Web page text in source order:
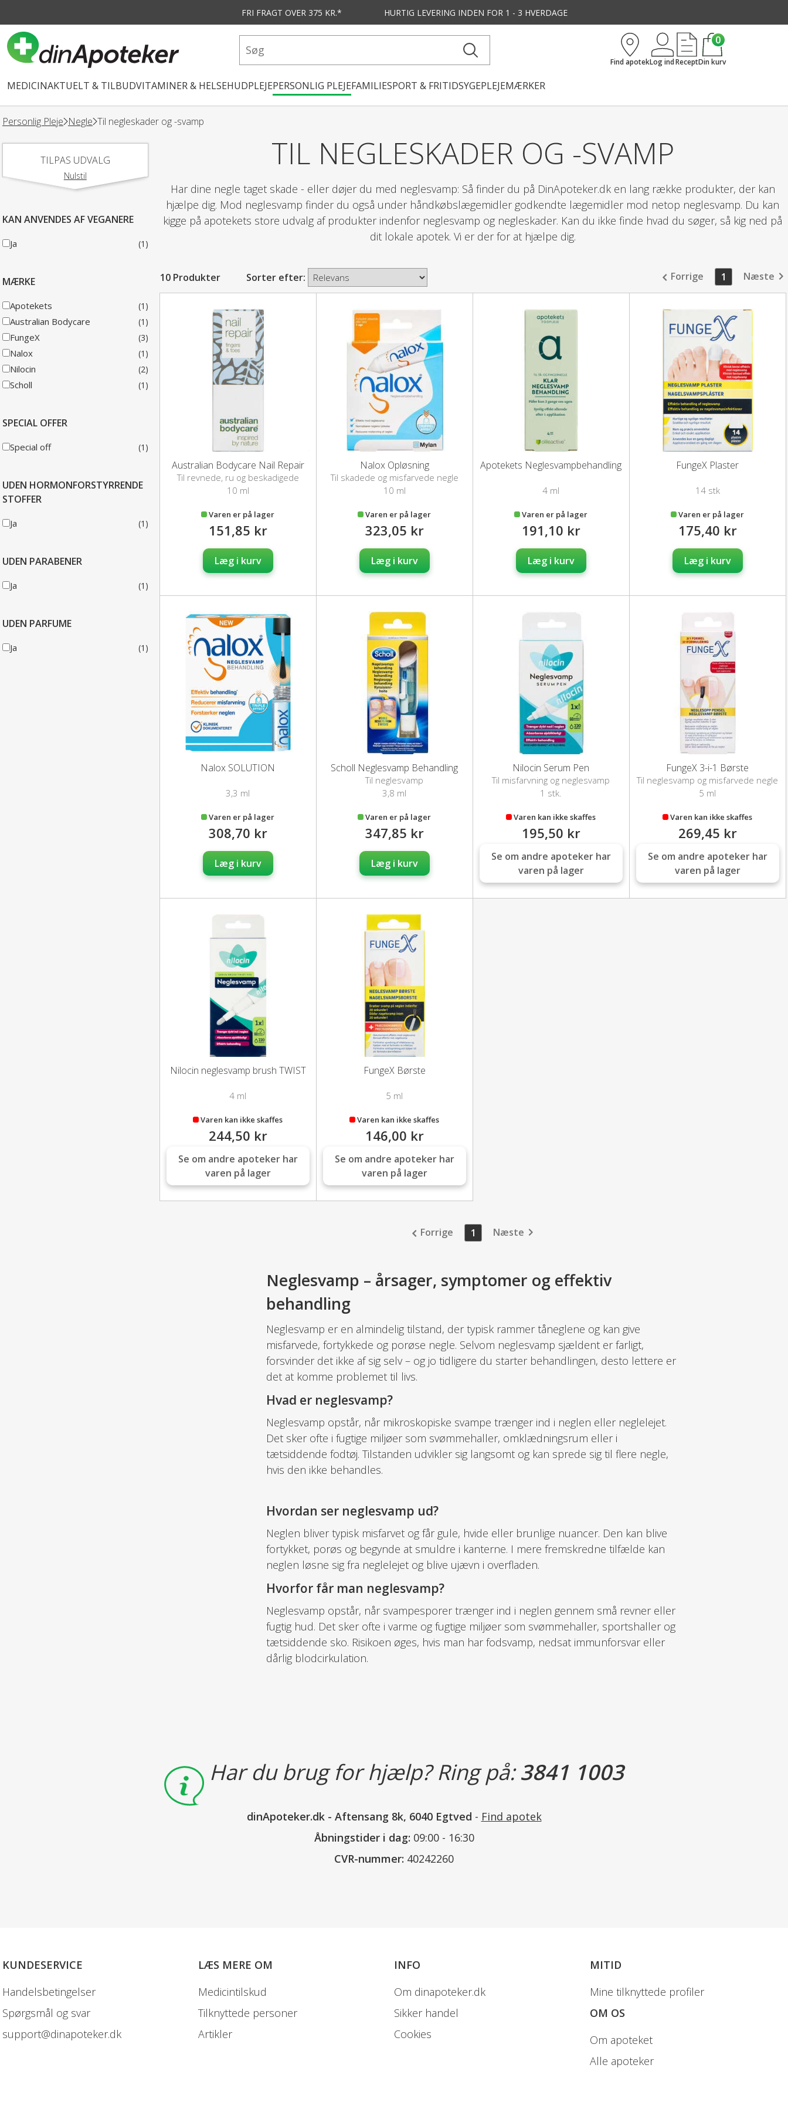
FRI FRAGT OVER 375 KR.* HURTIG LEVERING INDEN FOR 1 - 3 HVERDAGE
MEDICINAKTUELT & TILBUDVITAMINER & HELSEHUDPLEJEPERSONLIG PLEJEFAMILIESPORT & FRITIDSYGEPLEJEMÆRKER
Find apotekLog indRecept
0
Din kurv
Personlig Pleje Negle Til negleskader og -svamp
TILPAS UDVALG
Nulstil
KAN ANVENDES AF VEGANERE
Ja (1)
MÆRKE
Apotekets (1)
Australian Bodycare (1)
FungeX (3)
Nalox (1)
Nilocin (2)
Scholl (1)
SPECIAL OFFER
Special off (1)
UDEN HORMONFORSTYRRENDE
STOFFER
Ja (1)
UDEN PARABENER
Ja (1)
UDEN PARFUME
Ja (1)
TIL NEGLESKADER OG -SVAMP
Har dine negle taget skade - eller døjer du med neglesvamp: Så finder du på DinApoteker.dk en lang række produkter, der kan
hjælpe dig. Mod neglesvamp finder du også under håndkøbslægemidler godkendte lægemidler mod netop neglesvamp. Du kan
kigge på apotekets store udvalg af produkter indenfor neglesvamp og negleskader. Kan du ikke finde hvad du søger, så kig ned på
dit lokale apotek. Vi er der for at hjælpe dig.
10 Produkter Sorter efter: Forrige 1 Næste
Australian Bodycare Nail Repair
Til revnede, ru og beskadigede
negle
10 ml
Varen er på lager
151,85 kr
Læg i kurv
Nalox Opløsning
Til skadede og misfarvede negle
10 ml
Varen er på lager
323,05 kr
Læg i kurv
Apotekets Neglesvampbehandling
4 ml
Varen er på lager
191,10 kr
Læg i kurv
FungeX Plaster
14 stk
Varen er på lager
175,40 kr
Læg i kurv
Nalox SOLUTION
3,3 ml
Varen er på lager
308,70 kr
Læg i kurv
Scholl Neglesvamp Behandling
Til neglesvamp
3,8 ml
Varen er på lager
347,85 kr
Læg i kurv
Nilocin Serum Pen
Til misfarvning og neglesvamp
1 stk.
Varen kan ikke skaffes
195,50 kr
Se om andre apoteker har
varen på lager
FungeX 3-i-1 Børste
Til neglesvamp og misfarvede negle
5 ml
Varen kan ikke skaffes
269,45 kr
Se om andre apoteker har
varen på lager
Nilocin neglesvamp brush TWIST
4 ml
Varen kan ikke skaffes
244,50 kr
Se om andre apoteker har
varen på lager
FungeX Børste
5 ml
Varen kan ikke skaffes
146,00 kr
Se om andre apoteker har
varen på lager
Forrige 1 Næste
Neglesvamp – årsager, symptomer og effektiv
behandling
Neglesvamp er en almindelig tilstand, der typisk rammer tåneglene og kan give
misfarvede, fortykkede og porøse negle. Selvom neglesvamp sjældent er farligt,
forsvinder det ikke af sig selv – og jo tidligere du starter behandlingen, desto lettere er
det at komme problemet til livs.
Hvad er neglesvamp?
Neglesvamp opstår, når mikroskopiske svampe trænger ind i neglen eller neglelejet.
Det sker ofte i fugtige miljøer som svømmehaller, omklædningsrum eller i
tætsiddende fodtøj. Tilstanden udvikler sig langsomt og kan sprede sig til flere negle,
hvis den ikke behandles.
Hvordan ser neglesvamp ud?
Neglen bliver typisk misfarvet og får gule, hvide eller brunlige nuancer. Den kan blive
fortykket, porøs og begynde at smuldre i kanterne. I mere fremskredne tilfælde kan
neglen løsne sig fra neglelejet og blive ujævn i overfladen.
Hvorfor får man neglesvamp?
Neglesvamp opstår, når svampesporer trænger ind i neglen gennem små revner eller
fugtig hud. Det sker ofte i varme og fugtige miljøer som svømmehaller, sportshaller og
tætsiddende sko. Risikoen øges, hvis man har fodsvamp, nedsat immunforsvar eller
dårlig blodcirkulation.
Har du brug for hjælp? Ring på:3841 1003
dinApoteker.dk- Aftensang 8k, 6040 Egtved - Find apotek
Åbningstider i dag: 09:00 - 16:30
CVR-nummer: 40242260
KUNDESERVICE
Handelsbetingelser
Spørgsmål og svar
support@dinapoteker.dk
LÆS MERE OM
Medicintilskud
Tilknyttede personer
Artikler
INFO
Om dinapoteker.dk
Sikker handel
Cookies
MITID
Mine tilknyttede profiler
OM OS
Om apoteket
Alle apoteker